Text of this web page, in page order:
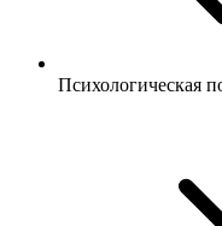
Психологическая